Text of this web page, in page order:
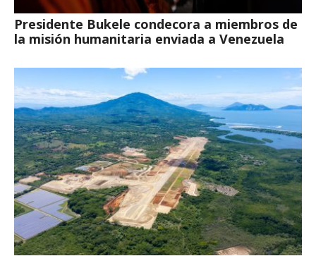
Presidente Bukele condecora a miembros de
la misión humanitaria enviada a Venezuela